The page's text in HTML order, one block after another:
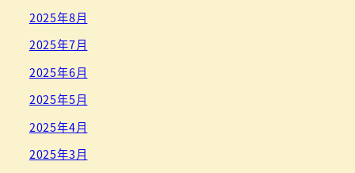
2025年8月
2025年7月
2025年6月
2025年5月
2025年4月
2025年3月